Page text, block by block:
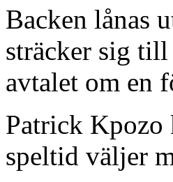
Backen lånas
sträcker sig
avtalet om en
Patrick
speltid väljer